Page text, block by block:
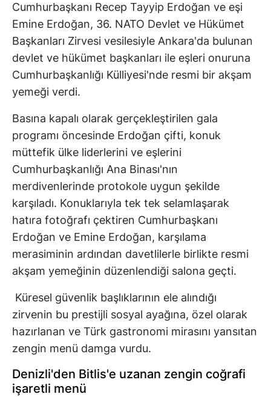
Cumhurbaşkanı Recep Tayyip Erdoğan ve eşi
Emine Erdoğan, 36. NATO Devlet ve Hükümet
Başkanları Zirvesi vesilesiyle Ankara'da bulunan
devlet ve hükümet başkanları ile eşleri onuruna
Cumhurbaşkanlığı Külliyesi'nde resmi bir akşam
yemeği verdi.
Basına kapalı olarak gerçekleştirilen gala
programı öncesinde Erdoğan çifti, konuk
müttefik ülke liderlerini ve eşlerini
Cumhurbaşkanlığı Ana Binası'nın
merdivenlerinde protokole uygun şekilde
karşıladı. Konuklarıyla tek tek selamlaşarak
hatıra fotoğrafı çektiren Cumhurbaşkanı
Erdoğan ve Emine Erdoğan, karşılama
merasiminin ardından davetlilerle birlikte resmi
akşam yemeğinin düzenlendiği salona geçti.
Küresel güvenlik başlıklarının ele alındığı
zirvenin bu prestijli sosyal ayağına, özel olarak
hazırlanan ve Türk gastronomi mirasını yansıtan
zengin menü damga vurdu.
Denizli'den Bitlis'e uzanan zengin coğrafi
işaretli menü